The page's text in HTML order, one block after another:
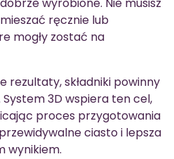
wyrobione. Nie musisz
ręcznie lub
mogły zostać na
rezultaty, składniki powinny
3D wspiera ten cel,
proces przygotowania
ciasto i lepsza
wynikiem.